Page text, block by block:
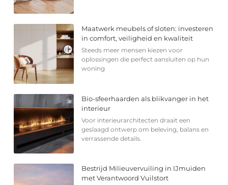
Maatwerk meubels of sloten: investeren
in comfort, veiligheid en kwaliteit
Steeds meer mensen kiezen voor
oplossingen die perfect aansluiten op hun
woning
Bio-sfeerhaarden als blikvanger in het
interieur
Voor interieurarchitecten draait een
geslaagd ontwerp om beleving, balans en
verrassende details.
Bestrijd Milieuvervuiling in IJmuiden
met Verantwoord Vuilstort